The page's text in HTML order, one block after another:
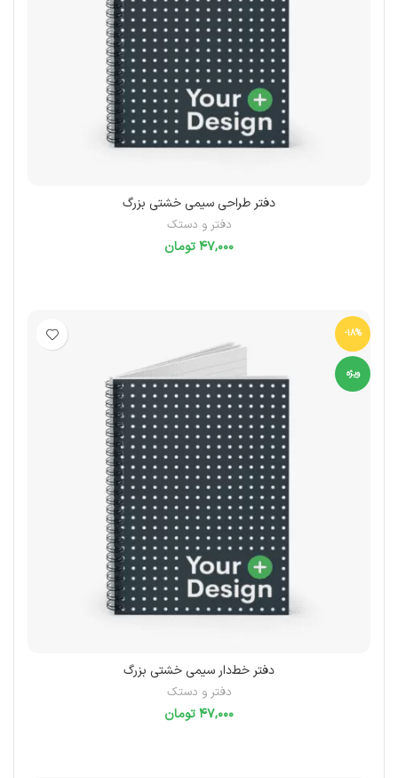
دفتر طراحی سیمی خشتی بزرگ
دفتر و دستک
تومان
-18%
ویژه
دفتر خط‌دار سیمی خشتی بزرگ
دفتر و دستک
تومان